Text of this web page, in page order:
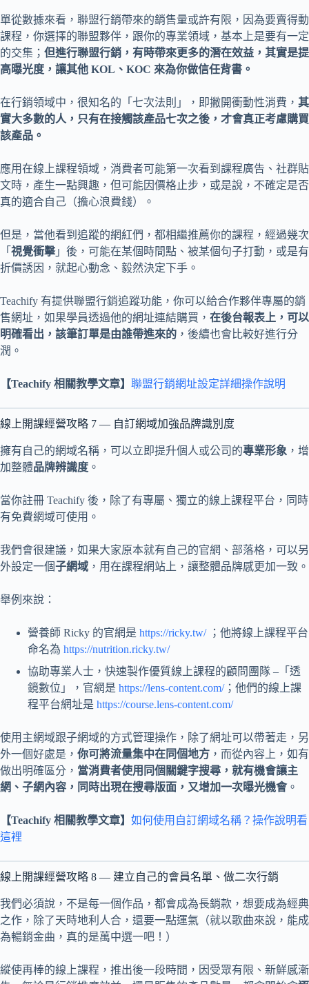
單從數據來看，聯盟行銷帶來的銷售量或許有限，因為要賣得動
課程，你選擇的聯盟夥伴，跟你的專業領域，基本上是要有一定
的交集； 但進行聯盟行銷，有時帶來更多的潛在效益，其實是提
高曝光度，讓其他 KOL、KOC 來為你做信任背書。
在行銷領域中，很知名的「七次法則」，即撇開衝動性消費， 其
實大多數的人，只有在接觸該產品七次之後，才會真正考慮購買
該產品。
應用在線上課程領域，消費者可能第一次看到課程廣告、社群貼
文時，產生一點興趣，但可能因價格止步，或是說，不確定是否
真的適合自己（擔心浪費錢）。
但是，當他看到追蹤的網紅們，都相繼推薦你的課程，經過幾次
「 視覺衝擊」後，可能在某個時間點、被某個句子打動，或是有
折價誘因，就起心動念、毅然決定下手。
Teachify 有提供聯盟行銷追蹤功能，你可以給合作夥伴專屬的銷
售網址，如果學員透過他的網址連結購買， 在後台報表上，可以
明確看出，該筆訂單是由誰帶進來的 ，後續也會比較好進行分
潤。
【Teachify 相關教學文章】 聯盟行銷網址設定詳細操作說明
線上開課經營攻略 7 — 自訂網域加強品牌識別度
擁有自己的網域名稱，可以立即提升個人或公司的專業形象 ，增
加整體品牌辨識度 。
當你註冊 Teachify 後，除了有專屬、獨立的線上課程平台，同時
有免費網域可使用。
我們會很建議，如果大家原本就有自己的官網、部落格，可以另
外設定一個子網域 ，用在課程網站上，讓整體品牌感更加一致。
舉例來說：
營養師 Ricky 的官網是 https://ricky.tw/；他將線上課程平台
命名為 https://nutrition.ricky.tw/
協助專業人士，快速製作優質線上課程的顧問團隊 –「透
鏡數位」，官網是 https://lens-content.com/；他們的線上課
程平台網址是 https://course.lens-content.com/
使用主網域跟子網域的方式管理操作，除了網址可以帶著走，另
外一個好處是， 你可將流量集中在同個地方 ，而從內容上，如有
做出明確區分， 當消費者使用同個關鍵字搜尋，就有機會讓主
網、子網內容，同時出現在搜尋版面，又增加一次曝光機會。
【Teachify 相關教學文章】 如何使用自訂網域名稱？操作說明看
這裡
線上開課經營攻略 8 — 建立自己的會員名單、做二次行銷
我們必須說，不是每一個作品，都會成為長銷款，想要成為經典
之作，除了天時地利人合，還要一點運氣（就以歌曲來說，能成
為暢銷金曲，真的是萬中選一吧！）
縱使再棒的線上課程，推出後一段時間，因受眾有限、新鮮感漸